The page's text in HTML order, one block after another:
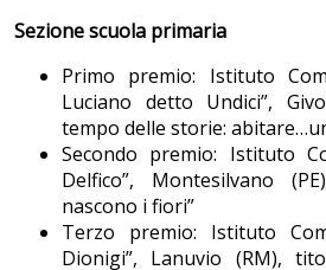
Sezione scuola primaria
Primo premio: Istituto
Luciano detto Undici”,
tempo delle storie:
Secondo premio: Istituto
Delfico”, Montesilvano
nascono i fiori”
Terzo premio: Istituto
Dionigi”, Lanuvio (RM),